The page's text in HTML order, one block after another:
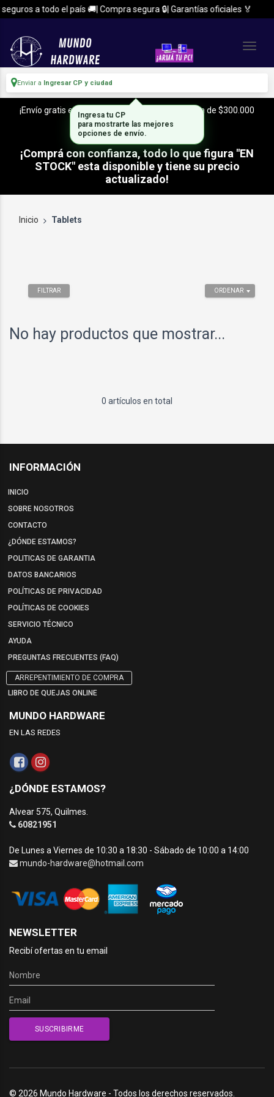
a todo el país 🚚| Compra segura 🔒| Garantías oficiales 🏅
Enviar a Ingresar CP y ciudad
¡Envío gratis en CABA y Zona Sur, con tu compra de $300.000
o mas!
¡Comprá con confianza, todo lo que figura "EN
STOCK" esta disponible y tiene su precio
actualizado!
Inicio Tablets
ORDENAR
FILTRAR
No hay productos que mostrar...
0 artículos en total
INFORMACIÓN
INICIO
SOBRE NOSOTROS
CONTACTO
¿DÓNDE ESTAMOS?
POLITICAS DE GARANTIA
DATOS BANCARIOS
POLÍTICAS DE PRIVACIDAD
POLÍTICAS DE COOKIES
SERVICIO TÉCNICO
AYUDA
PREGUNTAS FRECUENTES (FAQ)
ARREPENTIMIENTO DE COMPRA
LIBRO DE QUEJAS ONLINE
MUNDO HARDWARE
EN LAS REDES
¿DÓNDE ESTAMOS?
Alvear 575, Quilmes.
60821951
De Lunes a Viernes de 10:30 a 18:30 - Sábado de 10:00 a 14:00
mundo-hardware@hotmail.com
NEWSLETTER
Recibí ofertas en tu email
© 2026 Mundo Hardware - Todos los derechos reservados.
Ingresa tu CP
para mostrarte las mejores
opciones de envío.